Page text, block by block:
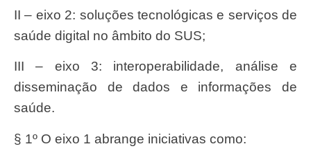
II – eixo 2: soluções tecnológicas e serviços de
saúde digital no âmbito do SUS;
III – eixo 3: interoperabilidade, análise e
disseminação de dados e informações de
saúde.
§ 1º O eixo 1 abrange iniciativas como: